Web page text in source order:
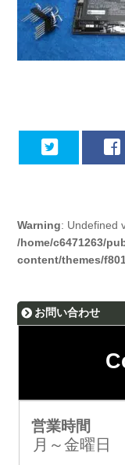
Warning: Undefined
/home/c6471263/
content/themes/
お問い合わせ
営業時間
月～金曜日